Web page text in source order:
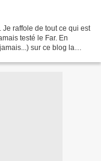
raffole de tout ce qui est
testé le Far. En
sur ce blog la